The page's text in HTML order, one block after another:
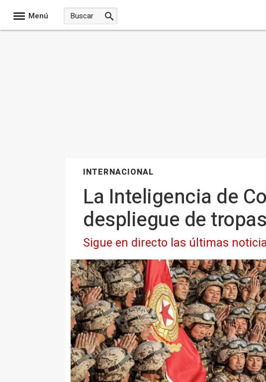
Menú
INTERNACIONAL
La Inteligencia de
despliegue de
Sigue en directo las últimas